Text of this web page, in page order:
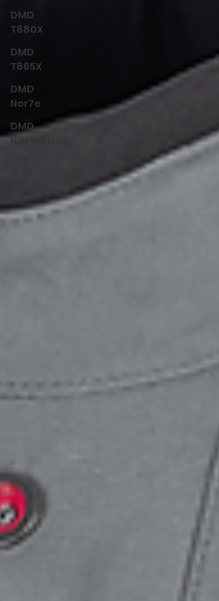
DMD
T880X
DMD
T865X
DMD
Nor7e
DMD
Navigation